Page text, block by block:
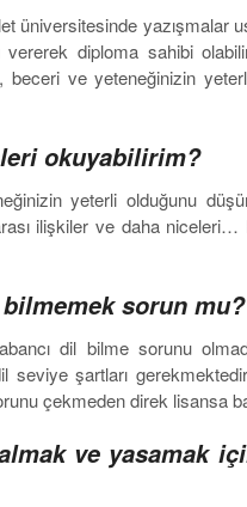
üniversitesinde yazışmalar
vererek diploma sahibi
ve yeteneğinizin
okuyabilirim?
yeterli olduğunu
ilişkiler ve daha niceleri…
sorun mu?
dil bilme sorunu
seviye şartları
çekmeden direk lisansa
ve yasamak